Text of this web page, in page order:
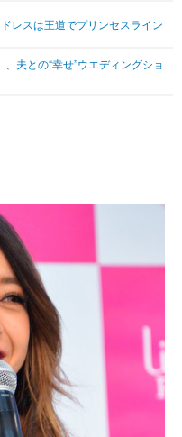
ブログ
その他
レスは王道でプリンセスライン
夫との“幸せ”ウエディングショ